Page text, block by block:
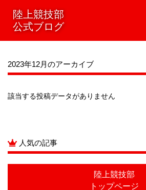
陸上競技部
公式ブログ
2023年12月のアーカイブ
該当する投稿データがありません
人気の記事
2021年08月
2021年07月
2021年04月
2021年03月
2020年12月2020年11月 2020年10月
陸上競技部
トップページ